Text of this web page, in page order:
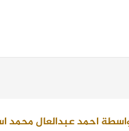
احمد عبدالعال محمد